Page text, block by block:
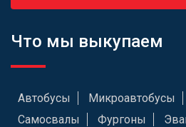
Что мы выкупаем
Автобусы Микроавтобусы
Самосвалы
Фургоны